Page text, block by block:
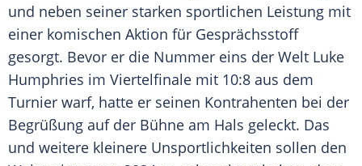
und neben seiner starken sportlichen Leistung mit
einer komischen Aktion für Gesprächsstoff
gesorgt. Bevor er die Nummer eins der Welt Luke
Humphries im Viertelfinale mit 10:8 aus dem
Turnier warf, hatte er seinen Kontrahenten bei der
Begrüßung auf der Bühne am Hals geleckt. Das
und weitere kleinere Unsportlichkeiten sollen den